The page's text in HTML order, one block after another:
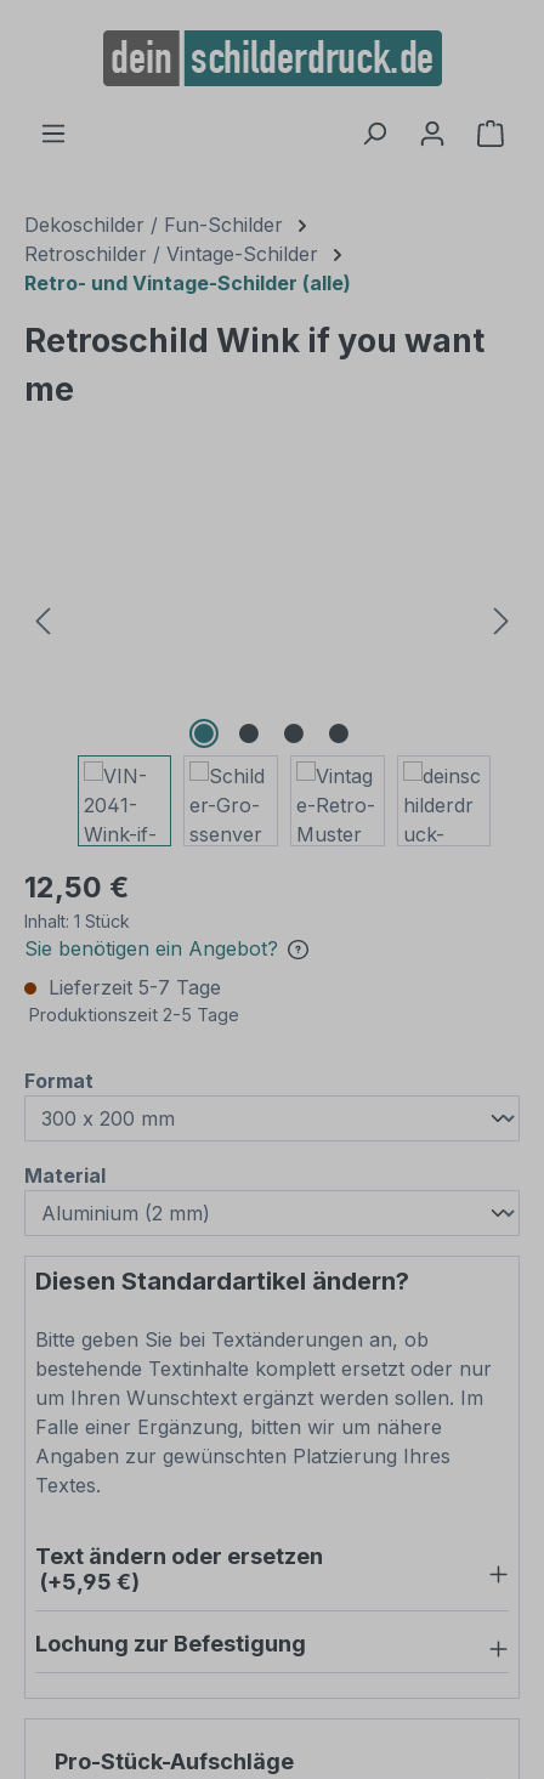
springen
Dekoschilder / Fun-Schilder
Retroschilder / Vintage-Schilder
Retro- und Vintage-Schilder (alle)
Retroschild Wink if you want
me
12,50 €
Inhalt: 1 Stück
Sie benötigen ein Angebot?
Lieferzeit 5-7 Tage
Produktionszeit 2-5 Tage
Format
Materialauswählen
Diesen Standardartikel ändern?
Bitte geben Sie bei Textänderungen an, ob
bestehende Textinhalte komplett ersetzt oder nur
um Ihren Wunschtext ergänzt werden sollen. Im
Falle einer Ergänzung, bitten wir um nähere
Angaben zur gewünschten Platzierung Ihres
Textes.
Text ändern oder ersetzen
(+5,95 €)
Lochung zur Befestigung
Pro-Stück-Aufschläge